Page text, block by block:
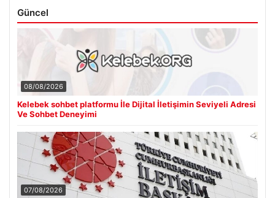
Güncel
08/08/2026
Kelebek sohbet platformu İle Dijital İletişimin Seviyeli Adresi
Ve Sohbet Deneyimi
07/08/2026